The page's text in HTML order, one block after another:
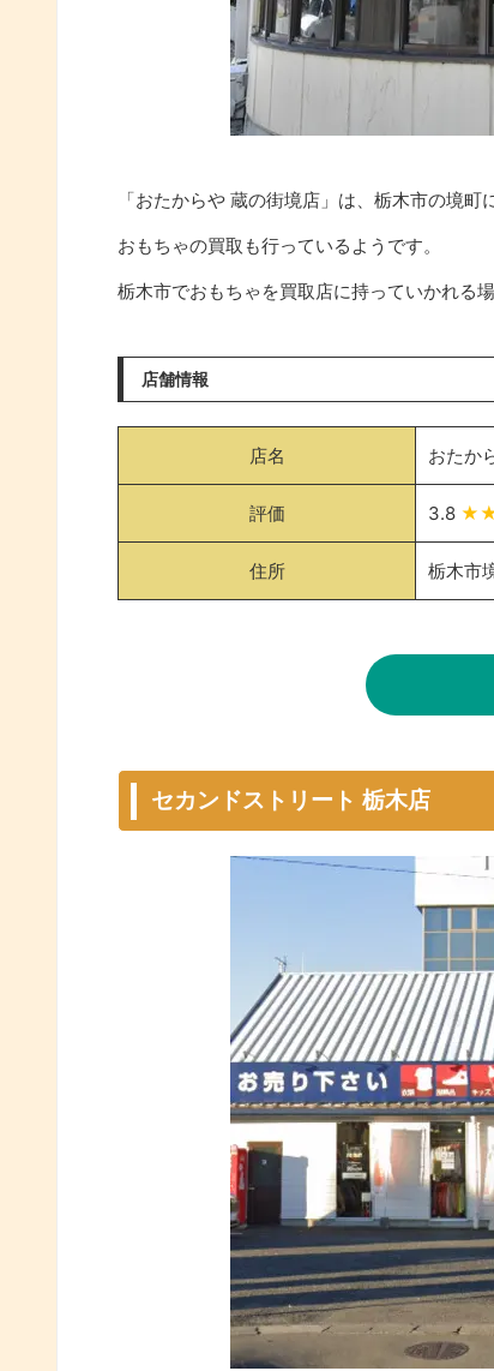
「おたからや 蔵の街境店」は、栃木市の境町
おもちゃの買取も行っているようです。
栃木市でおもちゃを買取店に持っていかれる
店舗情報
店名 おたか
評価 3.8
住所 栃木市
セカンドストリート 栃木店